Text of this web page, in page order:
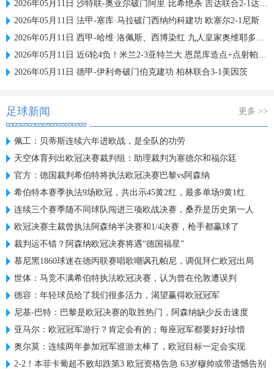
2026年05月11日 沙特联-奥亚尔破门阿里·比希绝杀 吉达联合2-1达马克
2026年05月11日 法甲-塞库·马拉破门西纳约科建功 欧塞尔2-1尼斯
2026年05月11日 西甲-哈维·洛佩斯、西博染红 九人皇家奥维耶多0-0赫塔费
2026年05月11日 近6轮4负！米兰2-3亚特兰大 恩昆库造点+点射帕夫洛维奇破门
2026年05月11日 德甲-伊利奇破门伯克建功 柏林联合3-1美因茨
足球新闻 更多 >>
佩工：贝蒂斯连续六年进欧战，是全队的功劳
天空体育列出欧冠决赛裁判组：助理裁判为塞德尔和福尔廷
官方：德国裁判希伯特将执法欧冠决赛巴黎vs阿森纳
希伯特本赛季执法9场欧冠，共出示45黄2红，最多单场9黄1红
连续三个赛季随不同球队闯进三项欧战决赛，桑乔是历史第一人
欧冠决赛主裁曾执法阿森纳半决赛和1/4决赛，枪手都赢球了
裁判运不错？阿森纳欧冠决赛将遇“德国福星”
慕尼黑1860球迷在德丙联赛唱歌嘲讽孔帕尼，调侃拜仁欧冠出局
世体：马竞不满希伯特执法欧冠决赛，认为曾在伦敦遭误判
德容：年轻球员给了我们很多活力，渴望赢得欧冠冠军
尼基-巴特：巴黎是欧冠决赛的取胜热门，阿森纳缺少反击速度
亚马尔：欧冠冠军游行？肯定会有的；每座冠军都要好好珍惜
奥尔莫：连续两年参加冠军巡游太棒了，欧冠目标一定会实现
2-2！本菲卡葡超不败却跌第3 欧冠资格告急 63岁穆帅或带遗憾告别